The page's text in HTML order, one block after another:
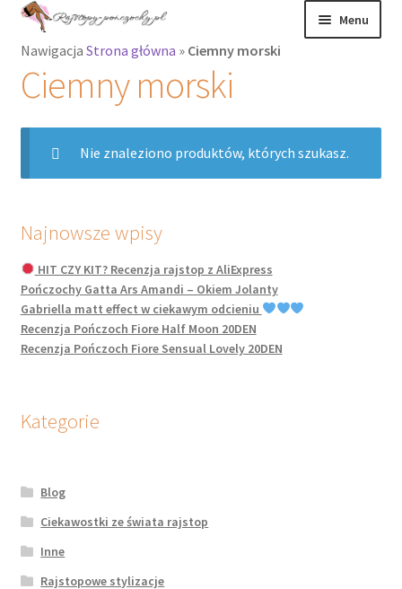
Przejdź
nawigacji
Przejdź
treści
Menu
Rajstopy
Rozwiń
menu
potomne
Rajstopy Orirose
Pończochy i
zakolanówki
Podkolanówki i
skarpetki
Wszystkie
produkty
Nawigacja Strona główna » Ciemny morski
Ciemny morski
Nie znaleziono produktów, których szukasz.
Najnowsze wpisy
HIT CZY KIT? Recenzja rajstop z AliExpress
Pończochy Gatta Ars Amandi – Okiem Jolanty
Gabriella matt effect w ciekawym odcieniu
Recenzja Pończoch Fiore Half Moon 20DEN
Recenzja Pończoch Fiore Sensual Lovely 20DEN
Kategorie
Blog
Ciekawostki ze świata rajstop
Inne
Rajstopowe stylizacje